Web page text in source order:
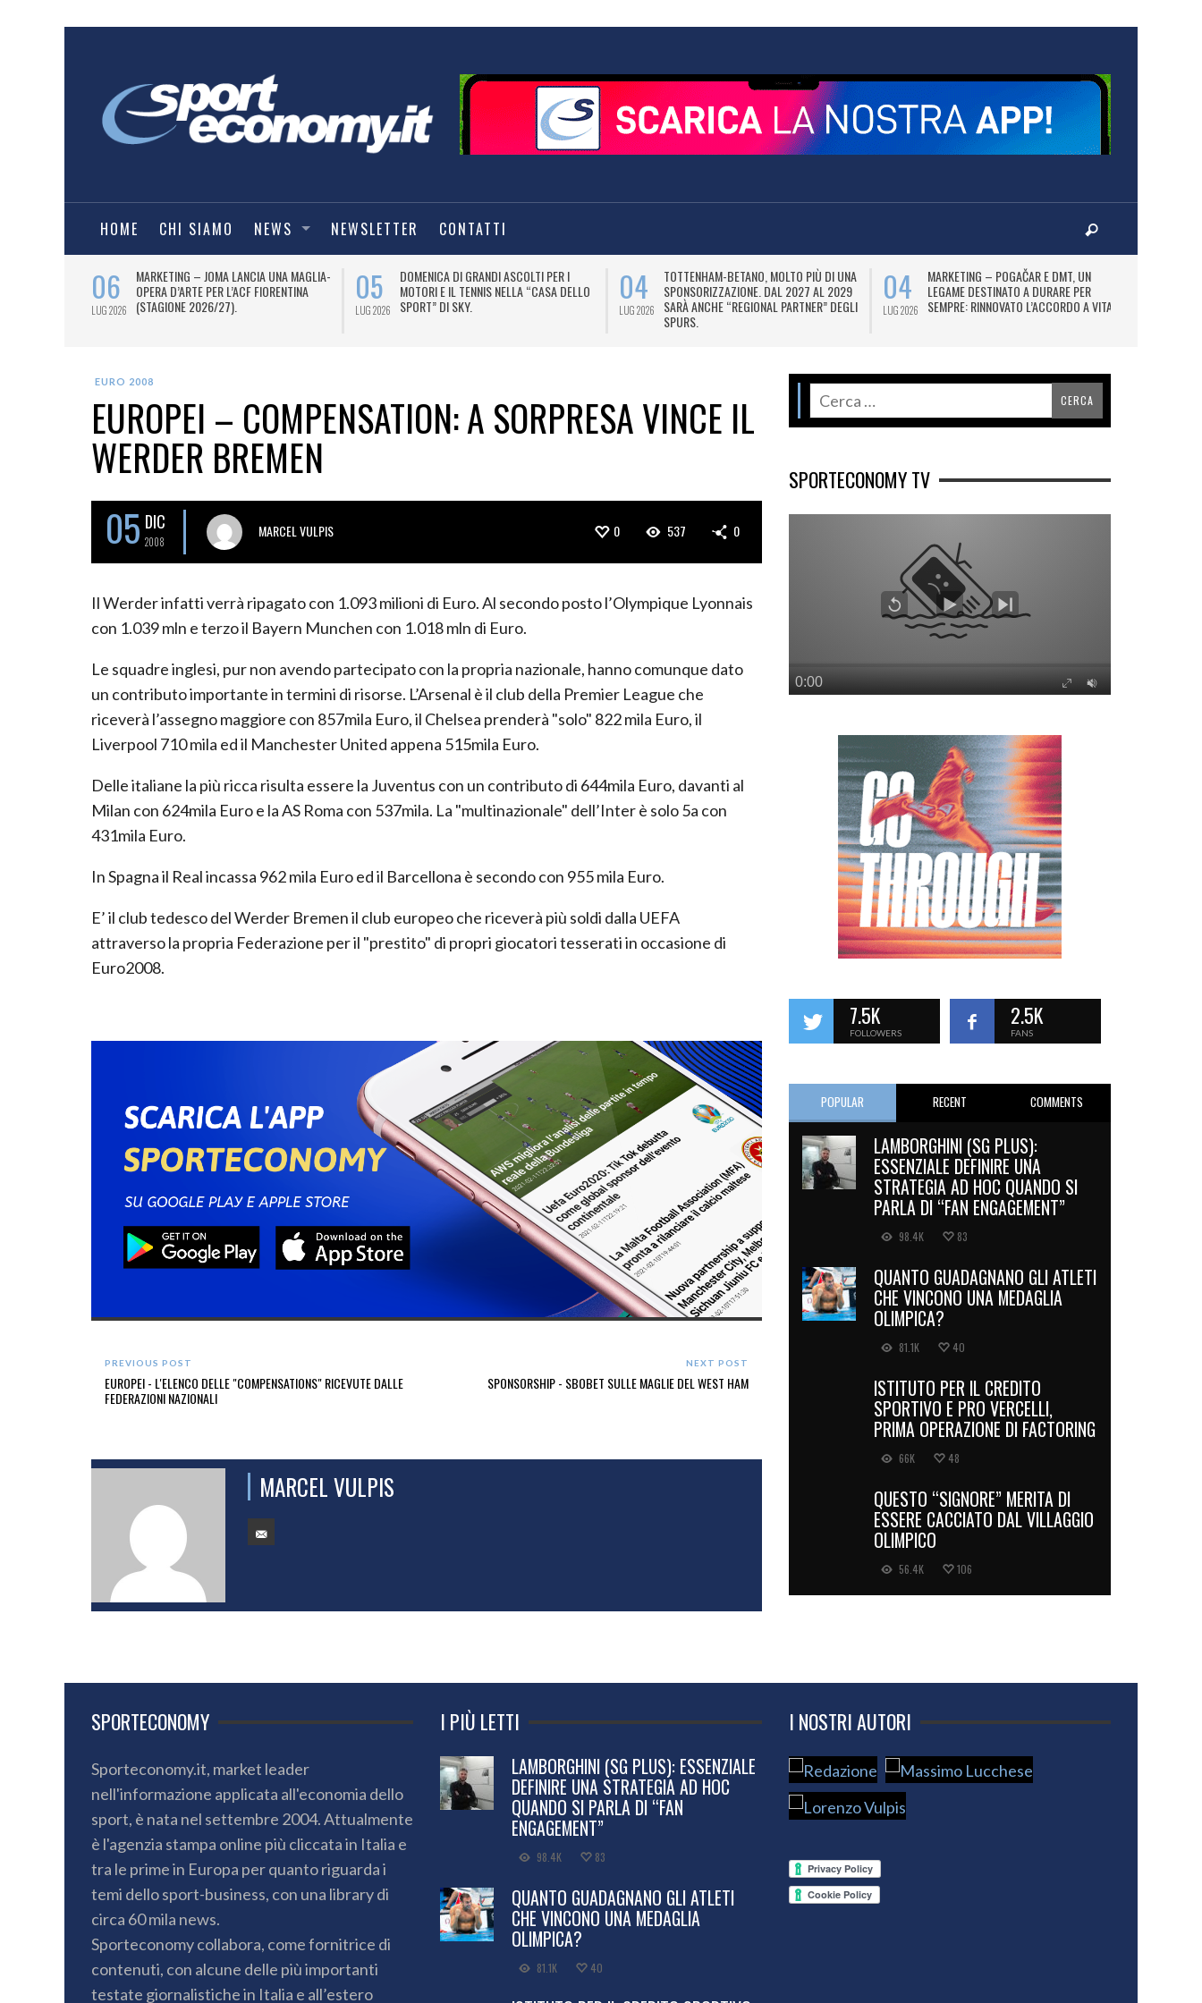
HOME CHI SIAMO NEWS NEWSLETTER CONTATTI
06
LUG 2026
MARKETING – JOMA LANCIA UNA MAGLIA-
OPERA D’ARTE PER L’ACF FIORENTINA
(STAGIONE 2026/27).
05
LUG 2026
DOMENICA DI GRANDI ASCOLTI PER I
MOTORI E IL TENNIS NELLA “CASA DELLO
SPORT” DI SKY.
04
LUG 2026
TOTTENHAM-BETANO, MOLTO PIÙ DI UNA
SPONSORIZZAZIONE. DAL 2027 AL 2029
SARÀ ANCHE “REGIONAL PARTNER” DEGLI
SPURS.
04
LUG 2026
MARKETING – POGAČAR E DMT, UN
LEGAME DESTINATO A DURARE PER
SEMPRE: RINNOVATO L’ACCORDO A VITA.
EURO 2008
EUROPEI – COMPENSATION: A SORPRESA VINCE IL
WERDER BREMEN
05 DIC
2008
MARCEL VULPIS 0 537 0
Il Werder infatti verrà ripagato con 1.093 milioni di Euro. Al secondo posto l’Olympique Lyonnais
con 1.039 mln e terzo il Bayern Munchen con 1.018 mln di Euro.
Le squadre inglesi, pur non avendo partecipato con la propria nazionale, hanno comunque dato
un contributo importante in termini di risorse. L’Arsenal è il club della Premier League che
riceverà l’assegno maggiore con 857mila Euro, il Chelsea prenderà "solo" 822 mila Euro, il
Liverpool 710 mila ed il Manchester United appena 515mila Euro.
Delle italiane la più ricca risulta essere la Juventus con un contributo di 644mila Euro, davanti al
Milan con 624mila Euro e la AS Roma con 537mila. La "multinazionale" dell’Inter è solo 5a con
431mila Euro.
In Spagna il Real incassa 962 mila Euro ed il Barcellona è secondo con 955 mila Euro.
E’ il club tedesco del Werder Bremen il club europeo che riceverà più soldi dalla UEFA
attraverso la propria Federazione per il "prestito" di propri giocatori tesserati in occasione di
Euro2008.
PREVIOUS POST
EUROPEI - L'ELENCO DELLE "COMPENSATIONS" RICEVUTE DALLE
FEDERAZIONI NAZIONALI
NEXT POST
SPONSORSHIP - SBOBET SULLE MAGLIE DEL WEST HAM
MARCEL VULPIS
SPORTECONOMY TV
7.5K
FOLLOWERS
2.5K
FANS
POPULAR RECENT COMMENTS
LAMBORGHINI (SG PLUS):
ESSENZIALE DEFINIRE UNA
STRATEGIA AD HOC QUANDO SI
PARLA DI “FAN ENGAGEMENT”
98.4K 83
QUANTO GUADAGNANO GLI ATLETI
CHE VINCONO UNA MEDAGLIA
OLIMPICA?
81.1K 40
ISTITUTO PER IL CREDITO
SPORTIVO E PRO VERCELLI,
PRIMA OPERAZIONE DI FACTORING
66K 48
QUESTO “SIGNORE” MERITA DI
ESSERE CACCIATO DAL VILLAGGIO
OLIMPICO
56.4K 106
SPORTECONOMY
Sporteconomy.it, market leader
nell'informazione applicata all'economia dello
sport, è nata nel settembre 2004. Attualmente
è l'agenzia stampa online più cliccata in Italia e
tra le prime in Europa per quanto riguarda i
temi dello sport-business, con una library di
circa 60 mila news.
Sporteconomy collabora, come fornitrice di
contenuti, con alcune delle più importanti
testate giornalistiche in Italia e all’estero
I PIÙ LETTI
LAMBORGHINI (SG PLUS): ESSENZIALE
DEFINIRE UNA STRATEGIA AD HOC
QUANDO SI PARLA DI “FAN
ENGAGEMENT”
98.4K 83
QUANTO GUADAGNANO GLI ATLETI
CHE VINCONO UNA MEDAGLIA
OLIMPICA?
81.1K 40
I NOSTRI AUTORI